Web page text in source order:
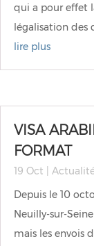
qui a pour effet
légalisation des
lire plus
VISA
FORMAT
19 Oct
Depuis le 10
Neuilly-sur-
mais les envois